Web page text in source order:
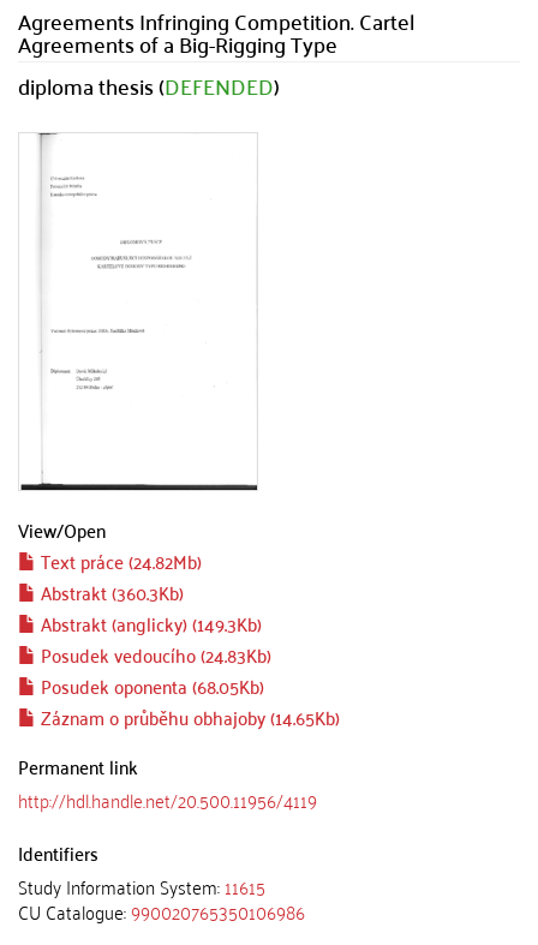
Agreements Infringing Competition. Cartel
Agreements of a Big-Rigging Type
diploma thesis (DEFENDED)
View/Open
Text práce (24.82Mb)
Abstrakt (360.3Kb)
Abstrakt (anglicky) (149.3Kb)
Posudek vedoucího (24.83Kb)
Posudek oponenta (68.05Kb)
Záznam o průběhu obhajoby (14.65Kb)
Permanent link
http://hdl.handle.net/20.500.11956/4119
Identifiers
Study Information System:11615
CU Catalogue:990020765350106986